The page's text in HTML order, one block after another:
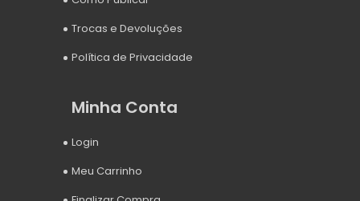
Trocas e Devoluções
Política de Privacidade
Minha Conta
Login
Meu Carrinho